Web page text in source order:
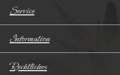
Service
Information
Rechtliches